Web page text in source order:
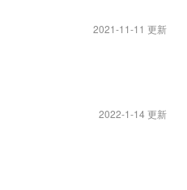
2021-11-11 更新
2022-1-14 更新